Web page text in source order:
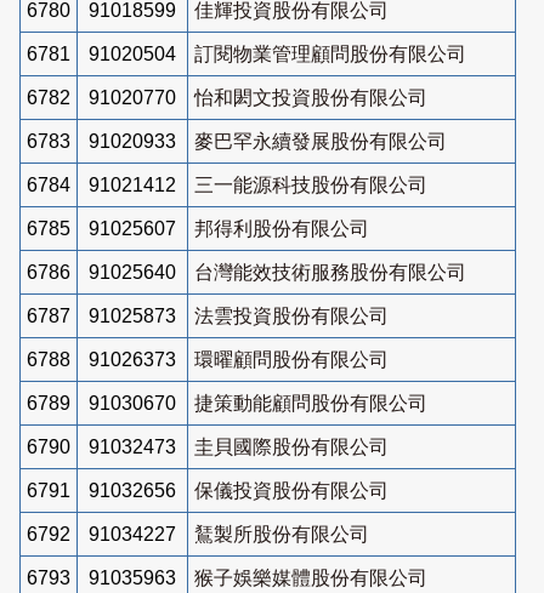
6780 91018599 佳輝投資股份有限公司
6781 91020504 訂閱物業管理顧問股份有限公司
6782 91020770 怡和閎文投資股份有限公司
6783 91020933 麥巴罕永續發展股份有限公司
6784 91021412 三一能源科技股份有限公司
6785 91025607 邦得利股份有限公司
6786 91025640 台灣能效技術服務股份有限公司
6787 91025873 法雲投資股份有限公司
6788 91026373 環曜顧問股份有限公司
6789 91030670 捷策動能顧問股份有限公司
6790 91032473 圭貝國際股份有限公司
6791 91032656 保儀投資股份有限公司
6792 91034227 鵟製所股份有限公司
6793 91035963 猴子娛樂媒體股份有限公司